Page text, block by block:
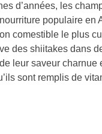
d’années, les
populaire en
comestible le plus
des shiitakes dans
leur saveur charnue
sont remplis de